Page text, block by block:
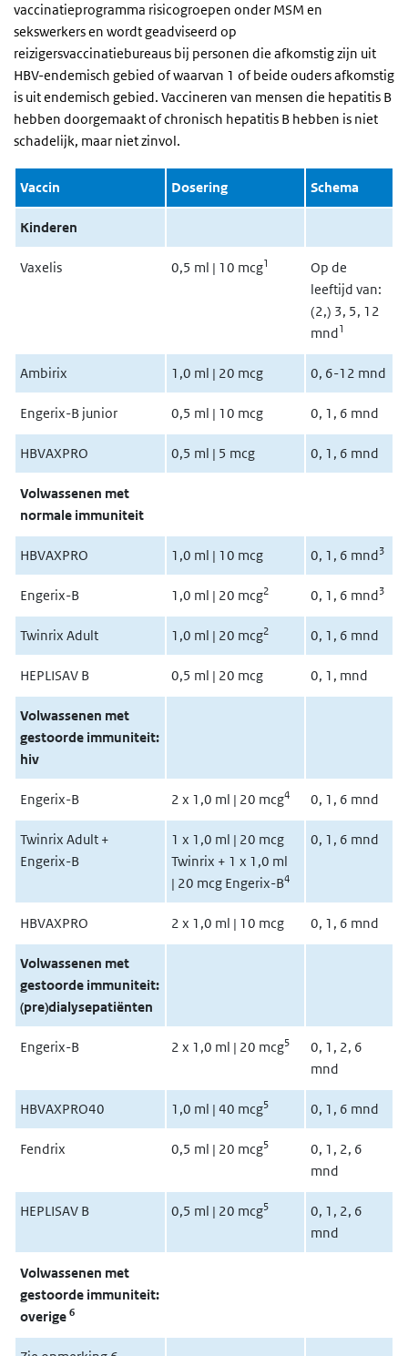
vaccinatieprogramma risicogroepen onder MSM en
sekswerkers en wordt geadviseerd op
reizigersvaccinatiebureaus bij personen die afkomstig zijn uit
HBV-endemisch gebied of waarvan 1 of beide ouders afkomstig
is uit endemisch gebied. Vaccineren van mensen die hepatitis B
hebben doorgemaakt of chronisch hepatitis B hebben is niet
schadelijk, maar niet zinvol.
Vaccin Dosering Schema
Kinderen
Vaxelis 0,5 ml | 10 mcg1
Op de
leeftijd van:
(2,) 3, 5, 12
mnd1
Ambirix 1,0 ml | 20 mcg 0, 6-12 mnd
Engerix-B junior 0,5 ml | 10 mcg 0, 1, 6 mnd
HBVAXPRO 0,5 ml | 5 mcg 0, 1, 6 mnd
Volwassenen met
normale immuniteit
HBVAXPRO 1,0 ml | 10 mcg 0, 1, 6 mnd3
Engerix-B 1,0 ml | 20 mcg2 0, 1, 6 mnd3
Twinrix Adult 1,0 ml | 20 mcg2 0, 1, 6 mnd
HEPLISAV B 0,5 ml | 20 mcg 0, 1, mnd
Volwassenen met
gestoorde immuniteit:
hiv
Engerix-B 2 x 1,0 ml | 20 mcg4 0, 1, 6 mnd
Twinrix Adult +
Engerix-B
1 x 1,0 ml | 20 mcg
Twinrix + 1 x 1,0 ml
| 20 mcg Engerix-B4
0, 1, 6 mnd
HBVAXPRO 2 x 1,0 ml | 10 mcg 0, 1, 6 mnd
Volwassenen met
gestoorde immuniteit:
(pre)dialysepatiënten
Engerix-B 2 x 1,0 ml | 20 mcg5
0, 1, 2, 6
mnd
HBVAXPRO40 1,0 ml | 40 mcg5 0, 1, 6 mnd
Fendrix 0,5 ml | 20 mcg5
0, 1, 2, 6
mnd
HEPLISAV B 0,5 ml | 20 mcg5
0, 1, 2, 6
mnd
Volwassenen met
gestoorde immuniteit:
overige6